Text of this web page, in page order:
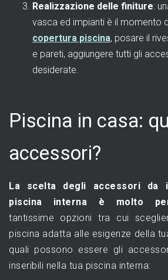
Realizzazione delle finiture:
vasca ed impianti è il momento
copertura piscina, posare il
e pareti, aggiungere tutti gli
desiderate.
Piscina in casa:
accessori?
La scelta degli accessori da
piscina interna è molto
tantissime opzioni tra cui
piscina adatta alle esigenze della
quali possono essere gli
inseribili nella tua piscina interna: